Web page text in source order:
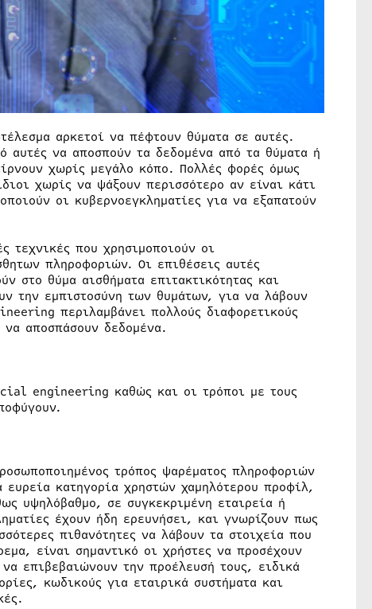
αρκετοί να πέφτουν θύματα σε αυτές.
αυτές να αποσπούν τα δεδομένα από τα θύματα ή
χωρίς μεγάλο κόπο. Πολλές φορές όμως
χωρίς να ψάξουν περισσότερο αν είναι κάτι
οι κυβερνοεγκληματίες για να εξαπατούν
τεχνικές που χρησιμοποιούν οι
πληροφοριών. Οι επιθέσεις αυτές
στο θύμα αισθήματα επιτακτικότητας και
την εμπιστοσύνη των θυμάτων, για να λάβουν
περιλαμβάνει πολλούς διαφορετικούς
να αποσπάσουν δεδομένα.
engineering καθώς και οι τρόποι με τους
τρόπος ψαρέματος πληροφοριών
κατηγορία χρηστών χαμηλότερου προφίλ,
υψηλόβαθμο, σε συγκεκριμένη εταιρεία ή
έχουν ήδη ερευνήσει, και γνωρίζουν πως
πιθανότητες να λάβουν τα στοιχεία που
είναι σημαντικό οι χρήστες να προσέχουν
επιβεβαιώνουν την προέλευσή τους, ειδικά
κωδικούς για εταιρικά συστήματα και